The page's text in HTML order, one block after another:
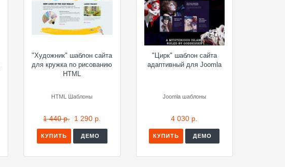
"Художник" шаблон сайта
для кружка по рисованию
HTML
HTML Шаблоны
1 440 р. 1 290 р.
КУПИТЬ ДЕМО
"Цирк" шаблон сайта
адаптивный для Joomla
Joomla шаблоны
4 030 р.
КУПИТЬ ДЕМО